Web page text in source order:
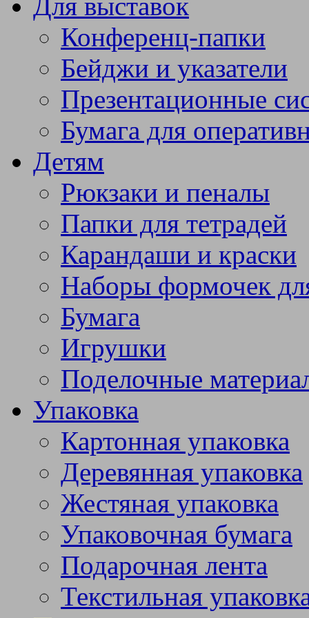
Конференц-папки
Бейджи и указатели
Презентационные
Бумага для
Детям
Рюкзаки и пеналы
Папки для тетрадей
Карандаши и краски
Наборы формочек
Бумага
Игрушки
Поделочные
Упаковка
Картонная упаковка
Деревянная упаковка
Жестяная упаковка
Упаковочная бумага
Подарочная лента
Текстильная